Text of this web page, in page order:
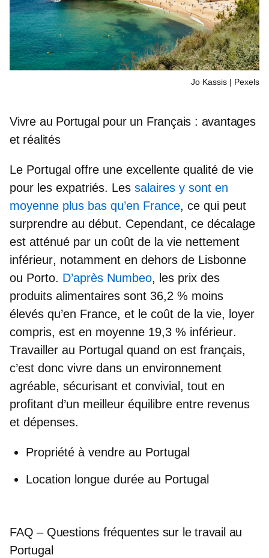
Jo Kassis | Pexels
Vivre au Portugal pour un Français : avantages
et réalités
Le Portugal offre une excellente qualité de vie
pour les expatriés. Les salaires y sont en
moyenne plus bas qu’en France, ce qui peut
surprendre au début. Cependant, ce décalage
est atténué par un coût de la vie nettement
inférieur, notamment en dehors de Lisbonne
ou Porto. D’après Numbeo, les prix des
produits alimentaires sont 36,2 % moins
élevés qu’en France, et le coût de la vie, loyer
compris, est en moyenne 19,3 % inférieur.
Travailler au Portugal quand on est français,
c’est donc vivre dans un environnement
agréable, sécurisant et convivial, tout en
profitant d’un meilleur équilibre entre revenus
et dépenses.
Propriété à vendre au Portugal
Location longue durée au Portugal
FAQ – Questions fréquentes sur le travail au
Portugal